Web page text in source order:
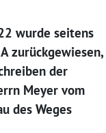
wurde seitens
zurückgewiesen,
der
Meyer vom
des Weges